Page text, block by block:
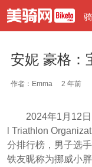
安妮 豪格：
作者：Emma 2 年前
2024年1月12
l Triathlon
分排行榜，男子选
铁友昵称为挪威小